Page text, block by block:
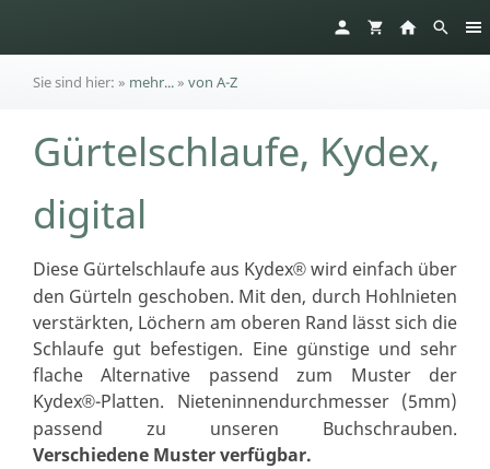
Sie sind hier: » mehr...» von A-Z
Gürtelschlaufe, Kydex,
digital
Diese Gürtelschlaufe aus Kydex® wird einfach über
den Gürteln geschoben. Mit den, durch Hohlnieten
verstärkten, Löchern am oberen Rand lässt sich die
Schlaufe gut befestigen. Eine günstige und sehr
flache Alternative passend zum Muster der
Kydex®-Platten. Nieteninnendurchmesser (5mm)
passend zu unseren Buchschrauben.
Verschiedene Muster verfügbar.